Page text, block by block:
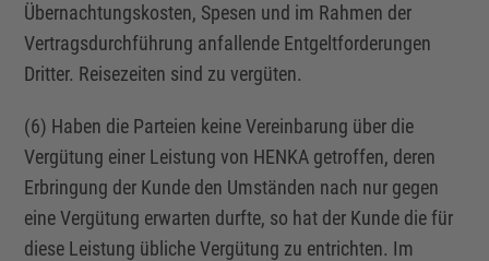
Übernachtungskosten, Spesen und im Rahmen der
Vertragsdurchführung anfallende Entgeltforderungen
Dritter. Reisezeiten sind zu vergüten.
(6) Haben die Parteien keine Vereinbarung über die
Vergütung einer Leistung von HENKA getroffen, deren
Erbringung der Kunde den Umständen nach nur gegen
eine Vergütung erwarten durfte, so hat der Kunde die für
diese Leistung übliche Vergütung zu entrichten. Im